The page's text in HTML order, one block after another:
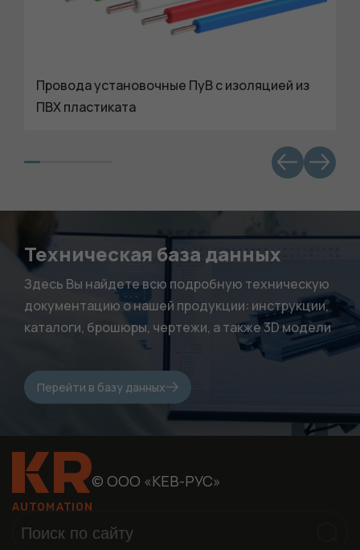
Провода установочные ПуВ c изоляцией из
ПВХ пластиката
Техническая база данных
Здесь Вы найдете всю подробную техническую
документацию о нашей продукции: инструкции,
каталоги, брошюры, чертежи, а также 3D модели
Перейти в базу данных
© ООО «КЕВ-РУС»
функционала и
нужны, чтобы
сайт работал.